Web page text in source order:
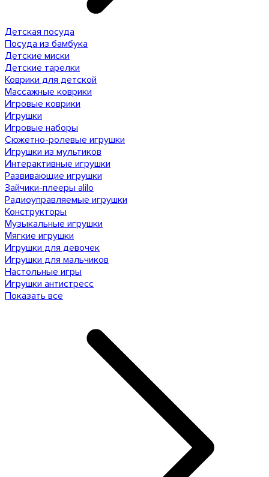
Детская посуда
Посуда из бамбука
Детские миски
Детские тарелки
Коврики для детской
Массажные коврики
Игровые коврики
Игрушки
Игровые наборы
Сюжетно-ролевые игрушки
Игрушки из мультиков
Интерактивные игрушки
Развивающие игрушки
Зайчики-плееры alilo
Радиоуправляемые игрушки
Конструкторы
Музыкальные игрушки
Мягкие игрушки
Игрушки для девочек
Игрушки для мальчиков
Настольные игры
Игрушки антистресс
Показать все